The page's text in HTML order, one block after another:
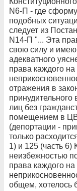
N6-П - где
подобных
следует из
N14-П "... Эта
свою силу и
адекватного
права каждого
отражения в
лиц без
помещением в
(депортации -
только
1) и 125 (часть 6)
неизбежностью
права каждого
общем, хотелось